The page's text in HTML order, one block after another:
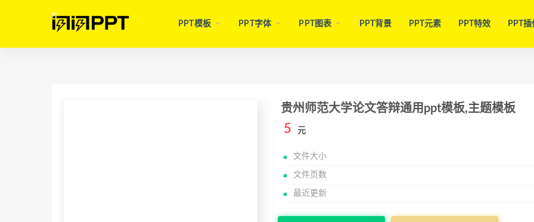
PPT模板 PPT字体 PPT图表 PPT背景 PPT元素 PPT特效 PPT插
贵州师范大学论文答辩通用ppt模板,主题模板
5 元
文件大小
文件页数
最近更新